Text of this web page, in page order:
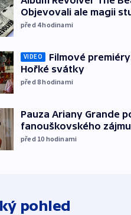
Objevovali ale magii
před 4hodinami
VIDEO
Filmové
Hořké svátky
před 8hodinami
Pauza Ariany Grande
fanouškovského zájmu
před 10 hodinami
pohled